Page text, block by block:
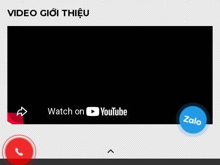
VIDEO GIỚI THIỆU